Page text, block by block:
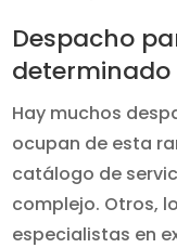
Despacho
determinado
Hay muchos
ocupan de esta
catálogo de
complejo. Otros,
especialistas en